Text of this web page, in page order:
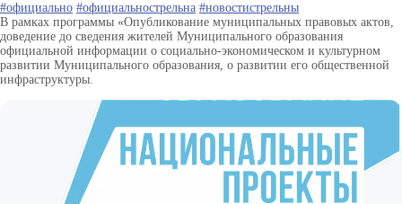
#официально #официальнострельна #новостистрельны
В рамках программы «Опубликование муниципальных правовых актов,
доведение до сведения жителей Муниципального образования
официальной информации о социально-экономическом и культурном
развитии Муниципального образования, о развитии его общественной
инфраструктуры.